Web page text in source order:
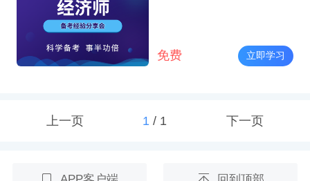
免费 立即学习
上一页 1/ 1 下一页